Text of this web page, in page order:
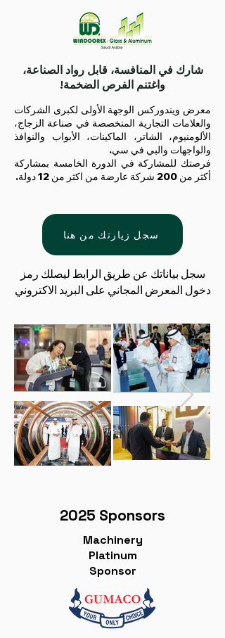
شارك في المنافسة، قابل رواد الصناعة،
واغتنم الفرص الضخمة!
معرض ويندوركس الوجهة الأولى لكبرى الشركات
والعلامات التجارية المتخصصة في صناعة الزجاج،
الألومنيوم، الشاتر، الماكينات، الأبواب والنوافذ
والواجهات والبي في سي.
فرصتك للمشاركة في الدورة الخامسة بمشاركة
أكثر من 200 شركة عارضة من اكثر من 12دولة.
سجل زيارتك من هنا
سجل بياناتك عن طريق الرابط ليصلك رمز
دخول المعرض المجاني على البريد الاكتروني
2025 Sponsors
Machinery
Platinum
Sponsor